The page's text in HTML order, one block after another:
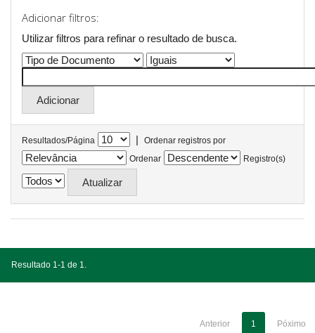
Adicionar filtros:
Utilizar filtros para refinar o resultado de busca.
Resultados/Página |
Ordenar registros por
Ordenar
Registro(s)
Resultado 1-1 de 1.
Anterior 1 Póximo